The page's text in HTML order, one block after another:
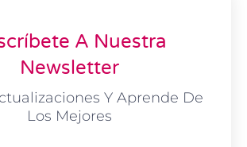
A Nuestra
Newsletter
Y Aprende De
Los Mejores